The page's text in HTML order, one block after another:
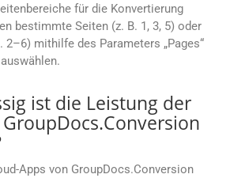
für die Konvertierung
bestimmte Seiten (z. B. 1, 3, 5) oder
2–6) mithilfe des Parameters „Pages“
ist die Leistung der
Apps von GroupDocs.Conversion